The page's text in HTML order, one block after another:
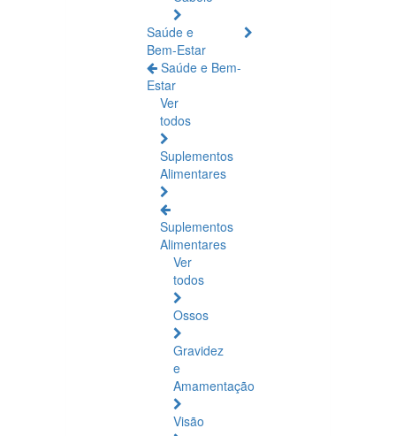
Saúde e
Bem-Estar
Saúde e Bem-
Estar
Ver
todos
Suplementos
Alimentares
Suplementos
Alimentares
Ver
todos
Ossos
Gravidez
e
Amamentação
Visão